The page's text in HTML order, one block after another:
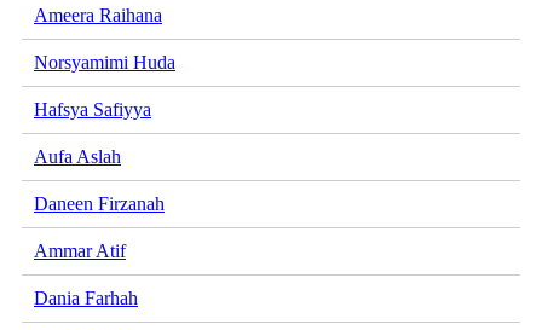
Ameera Raihana
Norsyamimi Huda
Hafsya Safiyya
Aufa Aslah
Daneen Firzanah
Ammar Atif
Dania Farhah